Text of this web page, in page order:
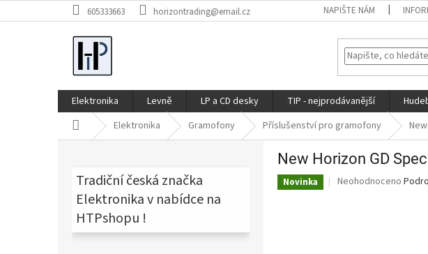
na
605333663 horizontrading@email.cz NAPIŠTE NÁM
Elektronika Levně LP a CD desky TIP - nejprodávanější
Domů Elektronika Gramofony Příslušenství pro gramofony
Tradiční česká značka
Elektronika v nabídce na
HTPshopu !
New Horizon GD
Novinka
Průměrné
Neohodnoceno